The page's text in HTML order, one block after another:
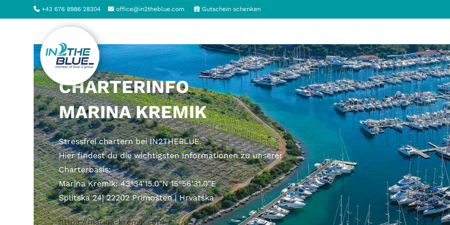
Inhalt
+43 676 8986 28304 office@in2theblue.com Gutschein schenken
CHARTERINFO
MARINA KREMIK
Stressfrei chartern bei IN2THEBLUE.
Hier findest du die wichtigsten Informationen zu unserer
Charterbasis:
Marina Kremik: 43°34’15.0″N 15°56’31.0″E
Splitska 24| 22202 Primošten | Hrvatska
https://marina-kremik.com